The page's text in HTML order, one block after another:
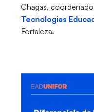
Chagas,
Tecnologias
Fortaleza.